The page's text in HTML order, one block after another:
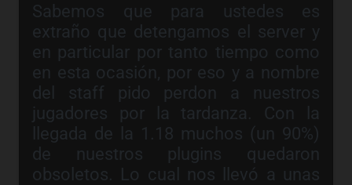
Sabemos que para ustedes es
extraño que detengamos el server y
en particular por tanto tiempo como
en esta ocasión, por eso y a nombre
del staff pido perdon a nuestros
jugadores por la tardanza. Con la
llegada de la 1.18 muchos (un 90%)
de nuestros plugins quedaron
obsoletos. Lo cual nos llevó a unas